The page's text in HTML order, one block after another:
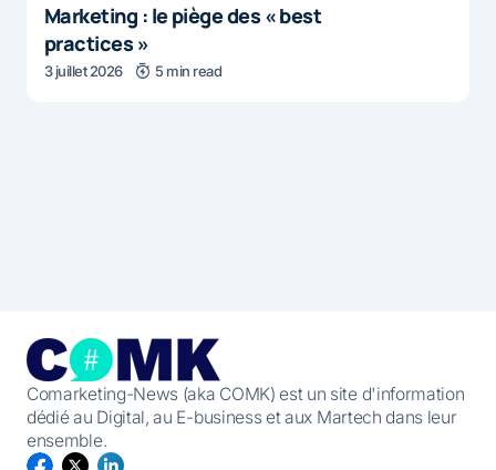
Marketing : le piège des « best
practices »
3 juillet 2026 5 min read
Comarketing-News (aka COMK) est un site d'information
dédié au Digital, au E-business et aux Martech dans leur
ensemble.